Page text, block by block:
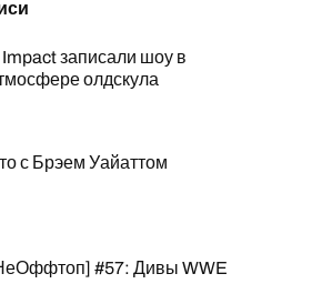
Impact записали шоу в
олдскула
с Брэем Уайаттом
#57: Дивы WWE